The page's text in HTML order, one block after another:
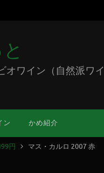
オワイン（自然派ワ
ン かめ紹介
円 マス・カルロ 2007 赤